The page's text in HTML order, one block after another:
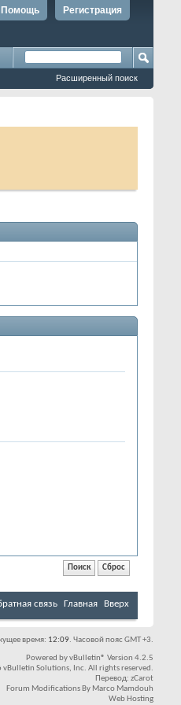
Регистрация
Помощь
Расширенный поиск
связь Главная Вверх
время: 12:09. Часовой пояс GMT +3.
Powered byvBulletin® Version 4.2.5
Solutions, Inc. All rights reserved.
Перевод: zCarot
Forum Modifications By Marco Mamdouh
Web Hosting